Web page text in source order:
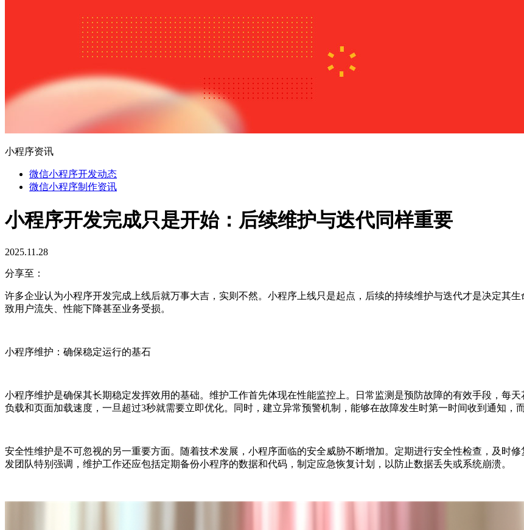
小程序资讯
微信小程序开发动态
微信小程序制作资讯
小程序开发完成只是开始：后续维护与迭代同样重要
2025.11.28
分享至：
许多企业认为小程序开发完成上线后就万事大吉，实则不然。小程序上线只是起点，后续的持续维护与迭代才是决定其
致用户流失、性能下降甚至业务受损。
小程序维护：确保稳定运行的基石
小程序维护是确保其长期稳定发挥效用的基础。维护工作首先体现在性能监控上。日常监测是预防故障的有效手段，每
负载和页面加载速度，一旦超过3秒就需要立即优化。同时，建立异常预警机制，能够在故障发生时第一时间收到通知，
安全性维护是不可忽视的另一重要方面。随着技术发展，小程序面临的安全威胁不断增加。定期进行安全性检查，及时
发团队特别强调，维护工作还应包括定期备份小程序的数据和代码，制定应急恢复计划，以防止数据丢失或系统崩溃。